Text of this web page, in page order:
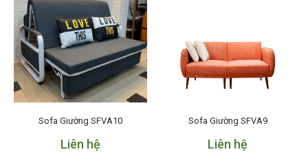
Sofa Giường SFVA10
Liên hệ
Sofa Giường SFVA9
Liên hệ